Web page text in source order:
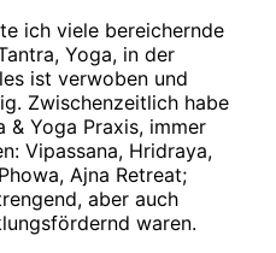
ich viele bereichernde
Yoga, in der
ist verwoben und
Zwischenzeitlich habe
& Yoga Praxis, immer
Vipassana, Hridraya,
Ajna Retreat;
aber auch
waren.